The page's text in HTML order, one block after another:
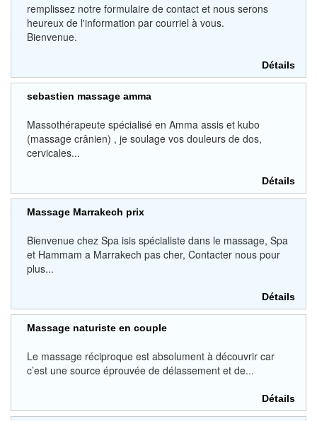
remplissez notre formulaire de contact et nous serons
heureux de l'information par courriel à vous.
Bienvenue.
Détails
sebastien massage amma
Massothérapeute spécialisé en Amma assis et kubo
(massage crânien) , je soulage vos douleurs de dos,
cervicales...
Détails
Massage Marrakech prix
Bienvenue chez Spa isis spécialiste dans le massage, Spa
et Hammam a Marrakech pas cher, Contacter nous pour
plus...
Détails
Massage naturiste en couple
Le massage réciproque est absolument à découvrir car
c’est une source éprouvée de délassement et de...
Détails